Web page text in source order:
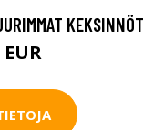
KEKSINNÖT
EUR